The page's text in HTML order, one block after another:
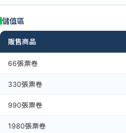
儲值區
販售商品
66張票卷
330張票卷
990張票卷
1980張票卷